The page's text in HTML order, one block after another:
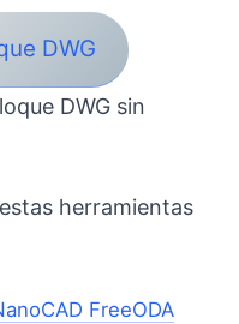
DWG
DWG sin
herramientas
FreeODA